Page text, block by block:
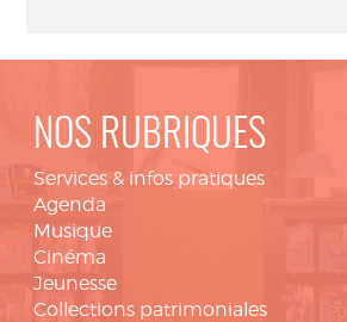
NOS RUBRIQUES
Services & infos pratiques
Agenda
Musique
Cinéma
Jeunesse
Collections patrimoniales